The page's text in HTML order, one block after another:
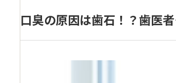
口臭の原因は歯石！？歯医